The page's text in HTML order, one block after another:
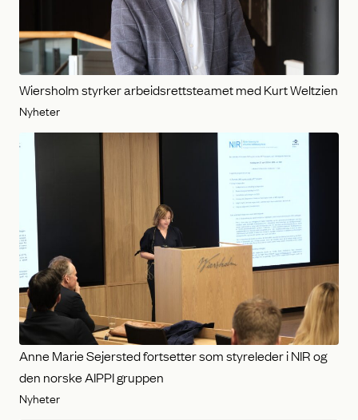
Wiersholm styrker arbeidsrettsteamet med Kurt Weltzien
Nyheter
Anne Marie Sejersted fortsetter som styreleder i NIR og
den norske AIPPI gruppen
Nyheter